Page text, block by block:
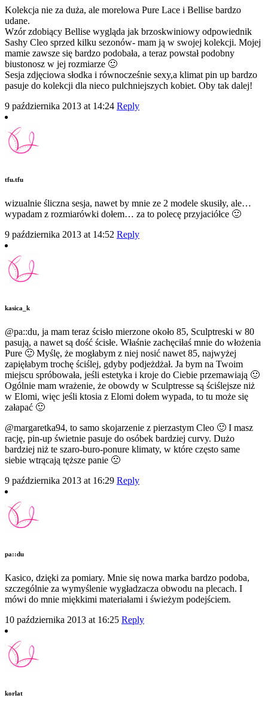
Kolekcja nie za duża, ale morelowa Pure Lace i Bellise bardzo
udane.
Wzór zdobiący Bellise wygląda jak brzoskwiniowy odpowiednik
Sashy Cleo sprzed kilku sezonów- mam ją w swojej kolekcji. Mojej
mamie zawsze się bardzo podobała, a teraz powstał podobny
biustonosz w jej rozmiarze 🙂
Sesja zdjęciowa słodka i równocześnie sexy,a klimat pin up bardzo
pasuje do kolekcji dla nieco pulchniejszych kobiet. Oby tak dalej!
9 października 2013 at 14:24 Reply
tfu.tfu
wizualnie śliczna sesja, nawet by mnie ze 2 modele skusiły, ale…
wypadam z rozmiarówki dołem… za to polecę przyjaciółce 🙂
9 października 2013 at 14:52 Reply
kasica_k
@pa::du, ja mam teraz ścisło mierzone około 85, Sculptreski w 80
pasują, a nawet są dość ścisłe. Właśnie zachęciłaś mnie do włożenia
Pure 🙂 Myślę, że mogłabym z niej nosić nawet 85, najwyżej
zapięłabym trochę ściślej, gdyby podjeżdżał. Ja bym na Twoim
miejscu spróbowała, jeśli estetyka i kroje do Ciebie przemawiają 🙂
Ogólnie mam wrażenie, że obowdy w Sculptresse są ściślejsze niż
w Elomi, więc jeśli ktosia z Elomi dołem wypada, to tu może się
załapać 🙂
@margaretka94, to samo skojarzenie z pierzastym Cleo 🙂 I masz
rację, pin-up świetnie pasuje do osóbek bardziej curvy. Dużo
bardziej niż te szaro-buro-ponure klimaty, w które często same
siebie wtrącają tęższe panie 🙁
9 października 2013 at 16:29 Reply
pa::du
Kasico, dzięki za pomiary. Mnie się nowa marka bardzo podoba,
szczególnie za wymyślenie wygładzacza obwodu na plecach. I
mówi do mnie miękkimi materiałami i świeżym podejściem.
10 października 2013 at 16:25 Reply
korlat